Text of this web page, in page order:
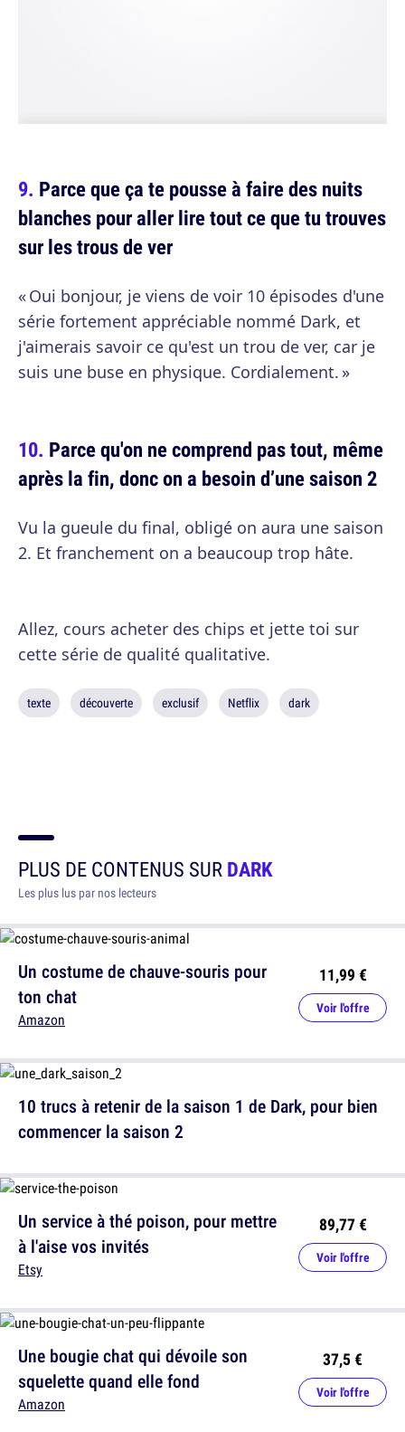
Parce que ça te pousse à faire des nuits
blanches pour aller lire tout ce que tu trouves
sur les trous de ver
« Oui bonjour, je viens de voir 10 épisodes d'une
série fortement appréciable nommé Dark, et
j'aimerais savoir ce qu'est un trou de ver, car je
suis une buse en physique. Cordialement. »
Parce qu'on ne comprend pas tout, même
après la fin, donc on a besoin d’une saison 2
Vu la gueule du final, obligé on aura une saison
2. Et franchement on a beaucoup trop hâte.
Allez, cours acheter des chips et jette toi sur
cette série de qualité qualitative.
texte découverte exclusif Netflix dark
PLUS DE CONTENUS SURDARK
Les plus lus par nos lecteurs
Un service à thé poison, pour mettre
à l'aise vos invités
Etsy
89,77 €
Voir l'offre
Un costume de chauve-souris pour
ton chat
Amazon
11,99 €
Voir l'offre
10 trucs à retenir de la saison 1 de Dark, pour bien
commencer la saison 2
Une bougie chat qui dévoile son
squelette quand elle fond
Amazon
37,5 €
Voir l'offre